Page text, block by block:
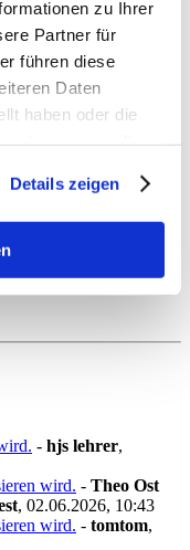
zu Ihrer
Partner für
führen diese
Daten
haben oder die
Details zeigen
vom Hasan noch
- Du bist ein
__ angestimmt.
Elends
wurde um 13:30
hätte irgendeine
- hjs lehrer,
wird. - Theo Ost
, 02.06.2026, 10:43
wird. - tomtom,